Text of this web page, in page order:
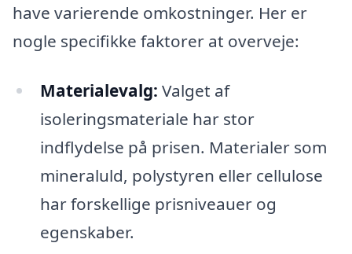
have varierende omkostninger. Her er
nogle specifikke faktorer at overveje:
Materialevalg: Valget af
isoleringsmateriale har stor
indflydelse på prisen. Materialer som
mineraluld, polystyren eller cellulose
har forskellige prisniveauer og
egenskaber.